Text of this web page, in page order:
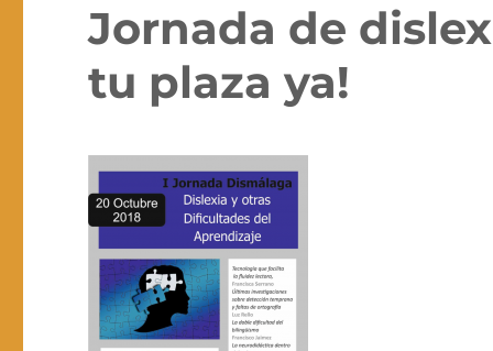
Jornada de
tu plaza ya!